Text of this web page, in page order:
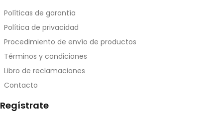
Políticas de garantía
Política de privacidad
Procedimiento de envío de productos
Términos y condiciones
Libro de reclamaciones
Contacto
Regístrate